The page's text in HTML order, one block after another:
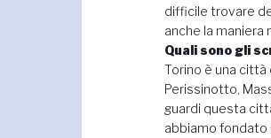
difficile trovare
anche la maniera
Quali sono gli
Torino è una
Perissinotto,
guardi questa
abbiamo fondato